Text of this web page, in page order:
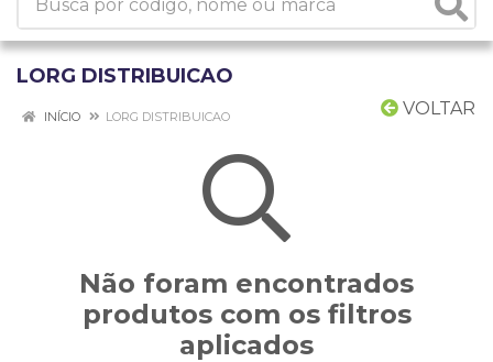
LORG DISTRIBUICAO
VOLTAR
INÍCIO LORG DISTRIBUICAO
Não foram encontrados
produtos com os filtros
aplicados